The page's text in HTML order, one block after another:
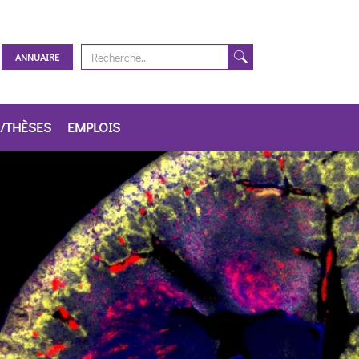
ANNUAIRE
THÈSES EMPLOIS